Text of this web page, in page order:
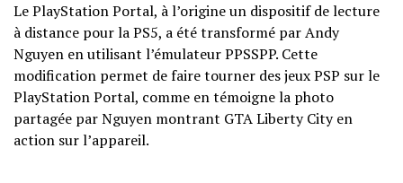
Le PlayStation Portal, à l’origine un dispositif de lecture
à distance pour la PS5, a été transformé par Andy
Nguyen en utilisant l’émulateur PPSSPP. Cette
modification permet de faire tourner des jeux PSP sur le
PlayStation Portal, comme en témoigne la photo
partagée par Nguyen montrant GTA Liberty City en
action sur l’appareil.